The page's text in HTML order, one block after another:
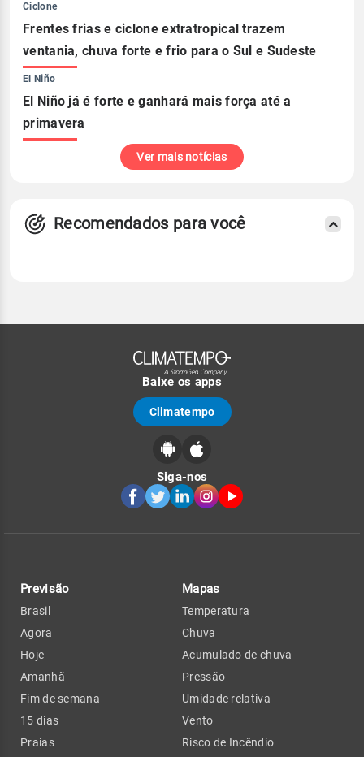
Ciclone
Frentes frias e ciclone extratropical trazem
ventania, chuva forte e frio para o Sul e Sudeste
El Niño
El Niño já é forte e ganhará mais força até a
primavera
Ver mais notícias
Recomendados para você
Baixe os apps
Climatempo
Siga-nos
Previsão
Brasil
Agora
Hoje
Amanhã
Fim de semana
15 dias
Praias
Mapas
Temperatura
Chuva
Acumulado de chuva
Pressão
Umidade relativa
Vento
Risco de Incêndio